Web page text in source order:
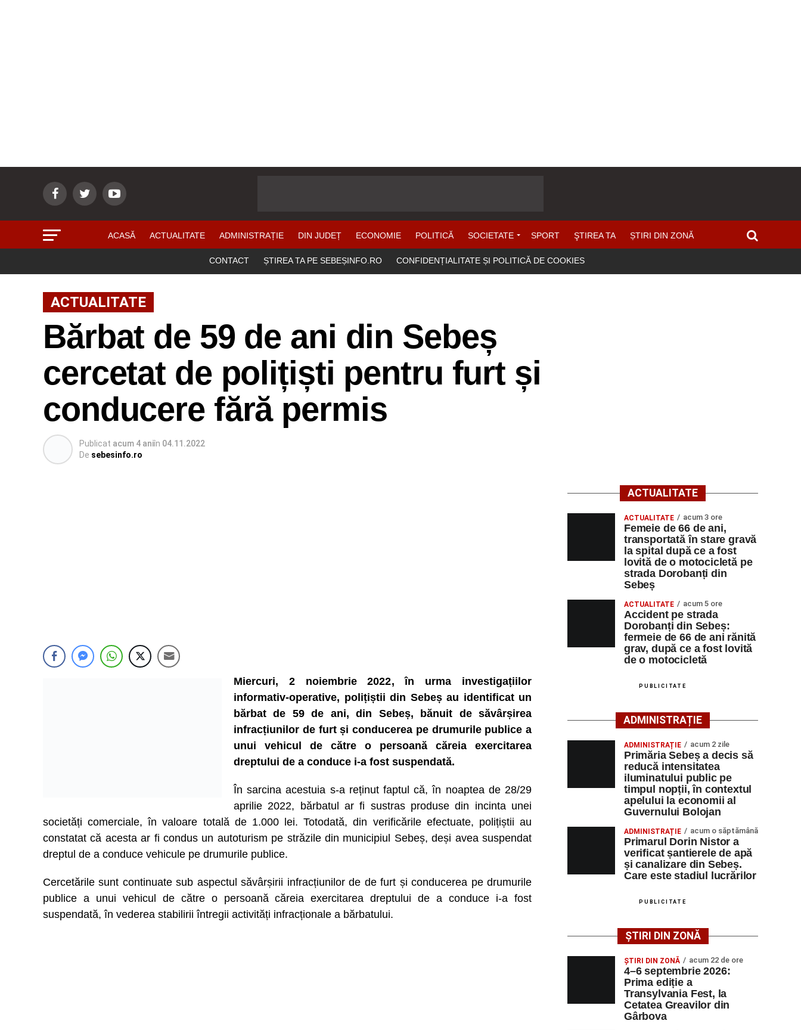
ACASĂ ACTUALITATE ADMINISTRAȚIE DIN JUDEȚ ECONOMIE POLITICĂ SOCIETATE SPORT ŞTIREA TA ȘTIRI DIN ZONĂ
CONTACT ȘTIREA TA PE SEBEȘINFO.RO CONFIDENȚIALITATE ȘI POLITICĂ DE COOKIES
ACTUALITATE
Bărbat de 59 de ani din Sebeș
cercetat de polițiști pentru furt și
conducere fără permis
Publicat acum 4 aniîn 04.11.2022
De sebesinfo.ro
Miercuri, 2 noiembrie 2022, în urma investigațiilor
informativ-operative, polițiștii din Sebeș au identificat un
bărbat de 59 de ani, din Sebeș, bănuit de săvârșirea
infracțiunilor de furt și conducerea pe drumurile publice a
unui vehicul de către o persoană căreia exercitarea
dreptului de a conduce i-a fost suspendată.
În sarcina acestuia s-a reținut faptul că, în noaptea de 28/29
aprilie 2022, bărbatul ar fi sustras produse din incinta unei
societăți comerciale, în valoare totală de 1.000 lei. Totodată, din verificările efectuate, polițiștii au
constatat că acesta ar fi condus un autoturism pe străzile din municipiul Sebeș, deși avea suspendat
dreptul de a conduce vehicule pe drumurile publice.
Cercetările sunt continuate sub aspectul săvârșirii infracțiunilor de de furt și conducerea pe drumurile
publice a unui vehicul de către o persoană căreia exercitarea dreptului de a conduce i-a fost
suspendată, în vederea stabilirii întregii activități infracționale a bărbatului.
ACTUALITATE
ACTUALITATE acum 3 ore
Femeie de 66 de ani,
transportată în stare gravă
la spital după ce a fost
lovită de o motocicletă pe
strada Dorobanți din
Sebeș
ACTUALITATE acum 5 ore
Accident pe strada
Dorobanți din Sebeș:
fermeie de 66 de ani rănită
grav, după ce a fost lovită
de o motocicletă
PUBLICITATE
ADMINISTRAȚIE
ADMINISTRAȚIE acum 2 zile
Primăria Sebeș a decis să
reducă intensitatea
iluminatului public pe
timpul nopții, în contextul
apelului la economii al
Guvernului Bolojan
ADMINISTRAȚIE acum o săptămână
Primarul Dorin Nistor a
verificat șantierele de apă
și canalizare din Sebeș.
Care este stadiul lucrărilor
PUBLICITATE
ȘTIRI DIN ZONĂ
ȘTIRI DIN ZONĂ acum 22 de ore
4–6 septembrie 2026:
Prima ediție a
Transylvania Fest, la
Cetatea Greavilor din
Gârbova